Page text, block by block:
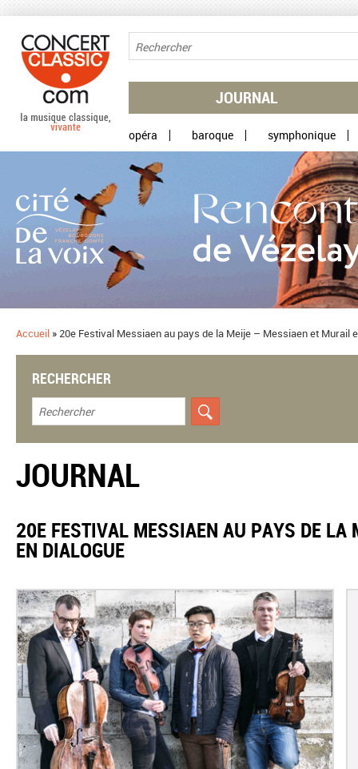
JOURNAL
opéra baroque symphonique
Accueil » 20e Festival Messiaen au pays de la Meije – Messiaen et Murail
RECHERCHER
JOURNAL
20E FESTIVAL MESSIAEN AU PAYS DE
EN DIALOGUE